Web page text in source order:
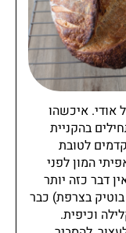
אודי. איכשהו
בהקניית
לטובת
המון לפני
דבר כזה יותר
בצרפת) כבר
וכיפית.